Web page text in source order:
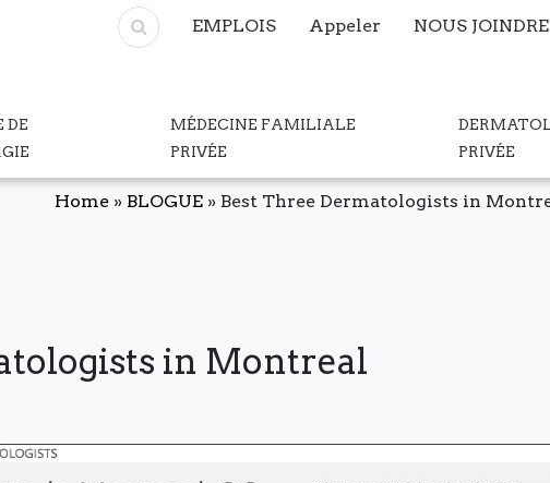
EMPLOIS Appeler NOUS JOINDRE
DE
MÉDECINE FAMILIALE
PRIVÉE
PRIVÉE
Home » BLOGUE » Best Three Dermatologists in
in Montreal